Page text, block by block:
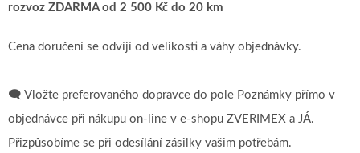
rozvoz ZDARMA od 2 500 Kč do 20 km
Cena doručení se odvíjí od velikosti a váhy objednávky.
🗨️ Vložte preferovaného dopravce do pole Poznámky přímo v
objednávce při nákupu on-line v e-shopu ZVERIMEX a JÁ.
Přizpůsobíme se při odesílání zásilky vašim potřebám.